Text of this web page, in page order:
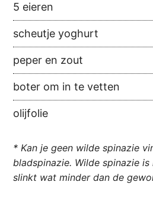
5 eieren
scheutje yoghurt
peper en zout
boter om in te vetten
olijfolie
* Kan je geen wilde spinazie
bladspinazie. Wilde spinazie
slinkt wat minder dan de